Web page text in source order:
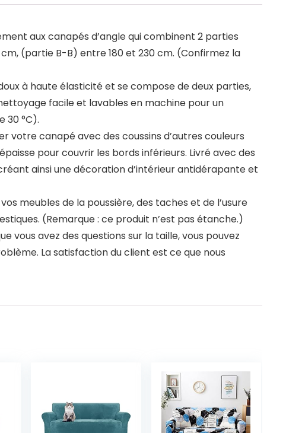
aux canapés d’angle qui combinent 2 parties
(partie B-B) entre 180 et 230 cm. (Confirmez la
à haute élasticité et se compose de deux parties,
facile et lavables en machine pour un
30 °C).
votre canapé avec des coussins d’autres couleurs
pour couvrir les bords inférieurs. Livré avec des
ainsi une décoration d’intérieur antidérapante et
meubles de la poussière, des taches et de l’usure
(Remarque : ce produit n’est pas étanche.)
vous avez des questions sur la taille, vous pouvez
La satisfaction du client est ce que nous